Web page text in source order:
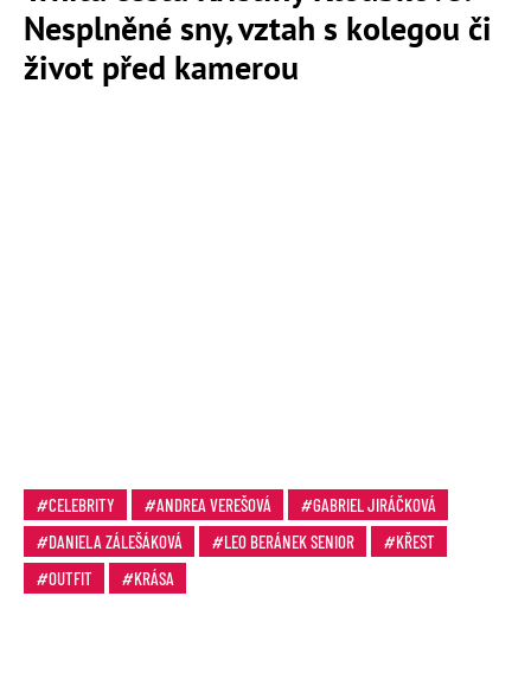
Nesplněné sny, vztah s kolegou či
život před kamerou
CELEBRITY ANDREA VEREŠOVÁ
GABRIEL JIRÁČKOVÁ
DANIELA ZÁLEŠÁKOVÁ
LEO BERÁNEK SENIOR
KŘEST
OUTFIT
KRÁSA